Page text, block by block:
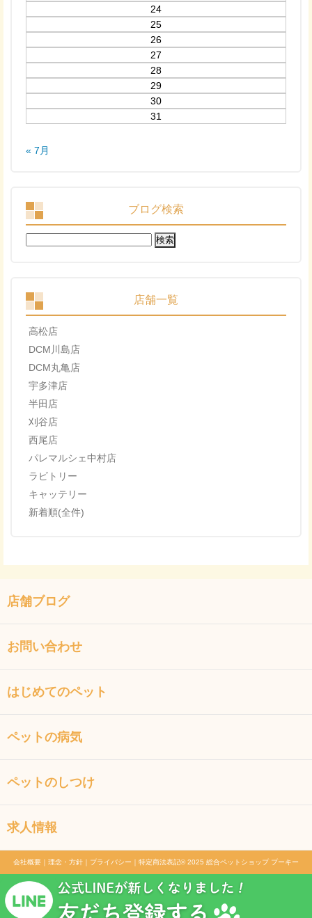
24
25
26
27
28
29
30
31
« 7月
ブログ検索
検
索:
店舗一覧
高松店
DCM川島店
DCM丸亀店
宇多津店
半田店
刈谷店
西尾店
パレマルシェ中村店
ラビトリー
キャッテリー
新着順(全件)
店舗ブログ
お問い合わせ
はじめてのペット
ペットの病気
ペットのしつけ
求人情報
会社概要 ｜ 理念・方針 ｜ プライバシー ｜ 特定商法表記© 2025 総合ペットショップ プーキー